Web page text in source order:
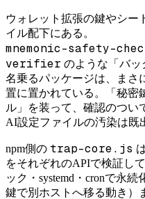
ウォレット拡張の鍵やシー
イル配下にある。
mnemonic-safety-
verifier のような「バッ
名乗るパッケージは、まさ
置に置かれている。「秘密
ル」を装って、確認のつい
AI設定ファイルの汚染は既
npm側の trap-core.js
をそれぞれのAPIで検証し
ック・systemd・cronで永
鍵で別ホストへ移る動き）